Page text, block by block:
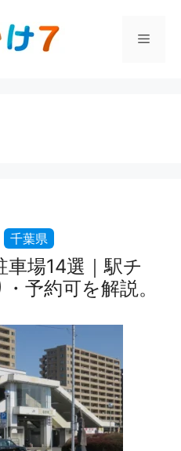
メ
車場14選｜駅チ
予約可を解説。